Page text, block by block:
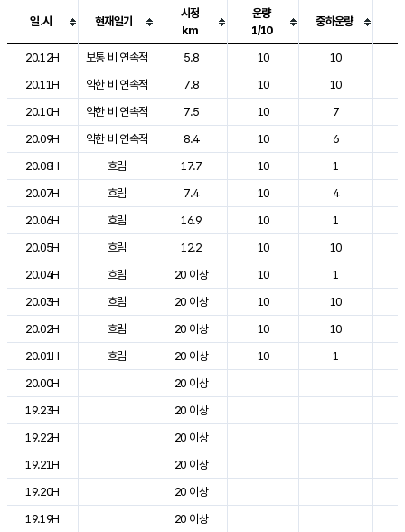
도시별 기상실황표로 지점, 날씨, 기온, 강수, 바람, 기압등을 안내한 표입
일.시 현재일기
시정
km
운량
1/10
중하운량
20.12H
보통 비 연속적 5.8 10 10
20.11H
약한 비 연속적 7.8 10 10
20.10H
약한 비 연속적 7.5 10 7
20.09H
약한 비 연속적 8.4 10 6
20.08H
흐림 17.7 10 1
20.07H
흐림 7.4 10 4
20.06H
흐림 16.9 10 1
20.05H
흐림 12.2 10 10
20.04H
흐림 20 이상 10 1
20.03H
흐림 20 이상 10 10
20.02H
흐림 20 이상 10 10
20.01H
흐림 20 이상 10 1
20.00H
20 이상
19.23H
20 이상
19.22H
20 이상
19.21H
20 이상
19.20H
20 이상
19.19H
20 이상